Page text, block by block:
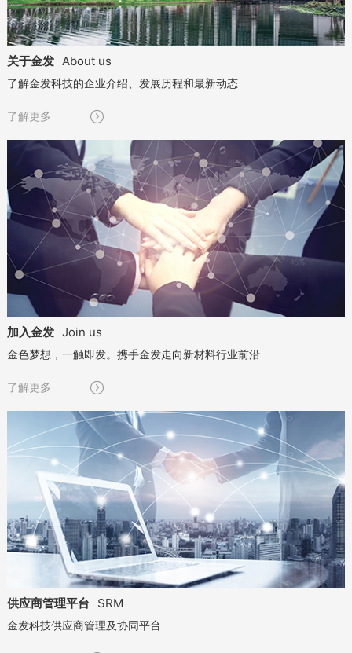
关于金发 About us
了解金发科技的企业介绍、发展历程和最新动态
了解更多 
加入金发 Join us
金色梦想，一触即发。携手金发走向新材料行业前沿
了解更多 
供应商管理平台 SRM
金发科技供应商管理及协同平台